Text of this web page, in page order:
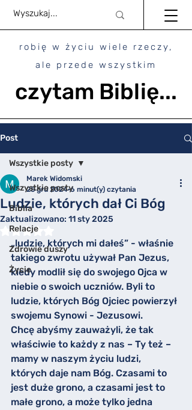
czytam Biblię...
robię w życiu wiele rzeczy,
ale przede wszystkim
Post
Wszystkie posty
Biblia
Relacje
Zdrowie duszy
Życie
Wszystkie posty
Ludzie, których dał Ci Bóg
Marek Widomski
25 gru 2024 6 minut(y) czytania
Zaktualizowano: 11 sty 2025
Oceniono na NaN z 5 gwiazdek.
„ludzie, których mi dałeś” - właśnie
takiego zwrotu używał Pan Jezus,
kiedy modlił się do swojego Ojca w
niebie o swoich uczniów. Byli to
ludzie, których Bóg Ojciec powierzył
swojemu Synowi - Jezusowi.
Chcę abyśmy zauważyli, że tak
właściwie to każdy z nas – Ty też –
mamy w naszym życiu ludzi,
których daje nam Bóg. Czasami to
jest duże grono, a czasami jest to
małe grono, a może tylko jedna